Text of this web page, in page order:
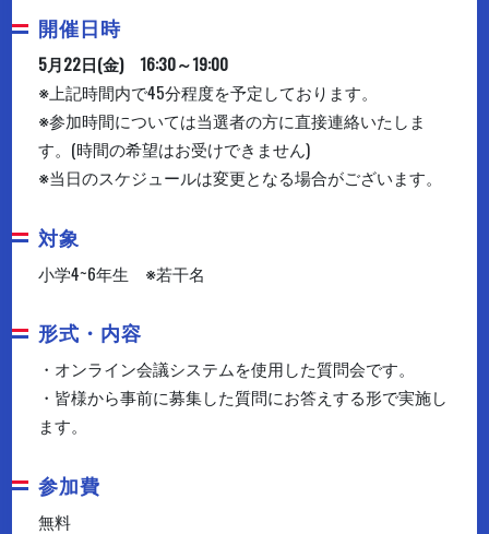
開催日時
5月22日(金) 16:30～19:00
※上記時間内で45分程度を予定しております。
※参加時間については当選者の方に直接連絡いたしま
す。(時間の希望はお受けできません)
※当日のスケジュールは変更となる場合がございます。
対象
小学4~6年生 ※若干名
形式・内容
・オンライン会議システムを使用した質問会です。
・皆様から事前に募集した質問にお答えする形で実施し
ます。
参加費
無料